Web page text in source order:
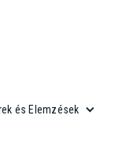
és Elemzések